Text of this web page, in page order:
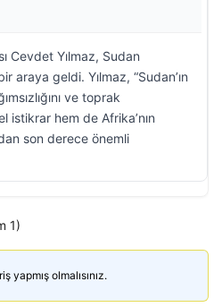
Cevdet Yılmaz, Sudan
araya geldi. Yılmaz, “Sudan’ın
ve toprak
istikrar hem de Afrika’nın
son derece önemli
1)
yapmış olmalısınız.